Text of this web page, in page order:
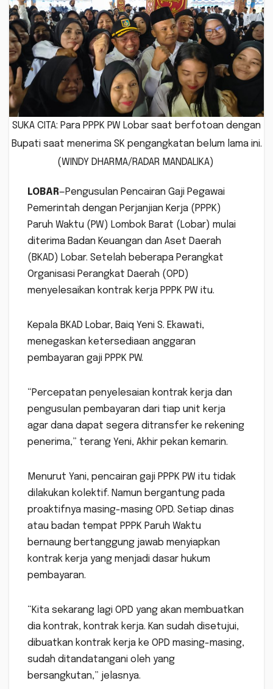
SUKA CITA: Para PPPK PW Lobar saat berfotoan dengan
Bupati saat menerima SK pengangkatan belum lama ini.
(WINDY DHARMA/RADAR MANDALIKA)
LOBAR—Pengusulan Pencairan Gaji Pegawai
Pemerintah dengan Perjanjian Kerja (PPPK)
Paruh Waktu (PW) Lombok Barat (Lobar) mulai
diterima Badan Keuangan dan Aset Daerah
(BKAD) Lobar. Setelah beberapa Perangkat
Organisasi Perangkat Daerah (OPD)
menyelesaikan kontrak kerja PPPK PW itu.
Kepala BKAD Lobar, Baiq Yeni S. Ekawati,
menegaskan ketersediaan anggaran
pembayaran gaji PPPK PW.
“Percepatan penyelesaian kontrak kerja dan
pengusulan pembayaran dari tiap unit kerja
agar dana dapat segera ditransfer ke rekening
penerima,” terang Yeni, Akhir pekan kemarin.
Menurut Yani, pencairan gaji PPPK PW itu tidak
dilakukan kolektif. Namun bergantung pada
proaktifnya masing-masing OPD. Setiap dinas
atau badan tempat PPPK Paruh Waktu
bernaung bertanggung jawab menyiapkan
kontrak kerja yang menjadi dasar hukum
pembayaran.
“Kita sekarang lagi OPD yang akan membuatkan
dia kontrak, kontrak kerja. Kan sudah disetujui,
dibuatkan kontrak kerja ke OPD masing-masing,
sudah ditandatangani oleh yang
bersangkutan,” jelasnya.